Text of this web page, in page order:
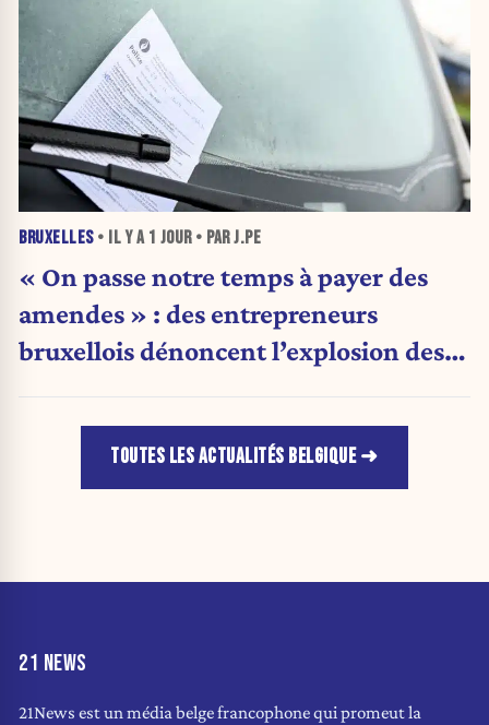
BRUXELLES• IL Y A 1 JOUR• PAR J.PE
« On passe notre temps à payer des
amendes » : des entrepreneurs
bruxellois dénoncent l’explosion des
TOUTES LES ACTUALITÉS BELGIQUE
21 NEWS
21News est un média belge francophone qui promeut la